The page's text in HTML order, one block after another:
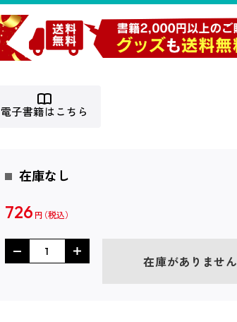
電子書籍はこちら
在庫なし
726 円
在庫がありません